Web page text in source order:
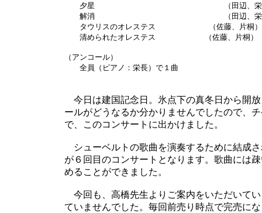
夕星 （田辺、栄長
解消 （田辺、栄長
タウリスのオレステス （佐藤、片桐）
清められたオレステス （佐藤、片桐）
（アンコール）
全員（ピアノ：栄長）で１曲
今日は建国記念日。氷点下の真冬日から開
ールがどうなるか分かりませんでしたので、
で、このコンサートに出かけました。
シューベルトの歌曲を演奏するために結成
が６回目のコンサートとなります。歌曲には
めることができました。
今回も、高橋先生よりご案内をいただいて
ていませんでした。毎回前売り時点で完売に